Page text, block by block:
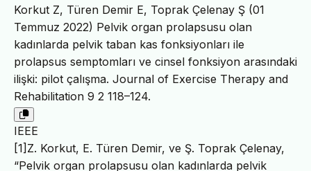
Korkut Z, Türen Demir E, Toprak Çelenay Ş (01
Temmuz 2022) Pelvik organ prolapsusu olan
kadınlarda pelvik taban kas fonksiyonları ile
prolapsus semptomları ve cinsel fonksiyon arasındaki
ilişki: pilot çalışma. Journal of Exercise Therapy and
Rehabilitation 9 2 118–124.
IEEE
[1]Z. Korkut, E. Türen Demir, ve Ş. Toprak Çelenay,
“Pelvik organ prolapsusu olan kadınlarda pelvik